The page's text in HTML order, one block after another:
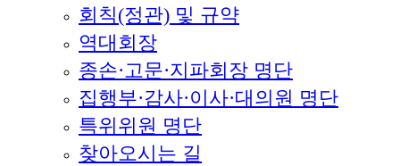
회칙(정관) 및 규약
역대회장
종손·고문·지파회장 명단
집행부·감사·이사·대의원 명단
특위위원 명단
찾아오시는 길